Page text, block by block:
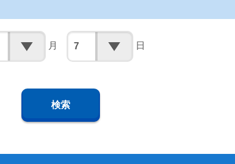
月 日
検索